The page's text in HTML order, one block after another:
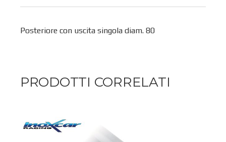
Posteriore con uscita singola diam. 80
PRODOTTI CORRELATI